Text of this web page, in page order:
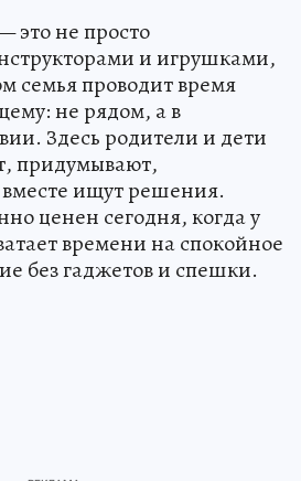
это не просто
и игрушками,
семья проводит время
не рядом, а в
Здесь родители и дети
придумывают,
ищут решения.
ценен сегодня, когда у
времени на спокойное
без гаджетов и спешки.